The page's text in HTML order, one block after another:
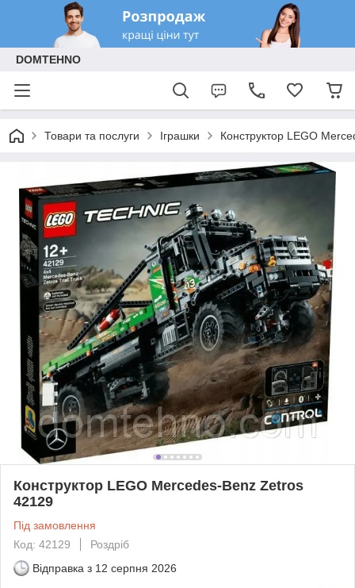
DOMTEHNO
Товари та послуги Іграшки Конструктор LEGO
Конструктор LEGO Mercedes-Benz Zetros
42129
Під замовлення
Код: 42129
Роздріб
Відправка з 12 серпня 2026